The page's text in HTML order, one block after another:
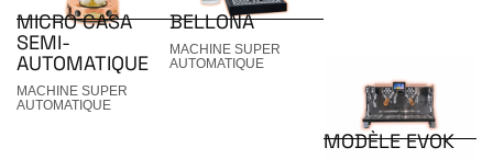
MICRO CASA
SEMI-
AUTOMATIQUE
MACHINE SUPER
AUTOMATIQUE
BELLONA
MACHINE SUPER
AUTOMATIQUE
MODÈLE EVOK